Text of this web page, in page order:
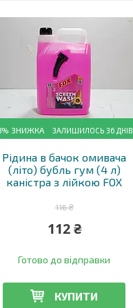
ЗАЛИШИЛОСЬ 36 ДНІВ
Рідина в бачок омивача
(літо) бубль гум (4 л)
каністра з лійкою FOX
116 ₴
112 ₴
Готово до відправки
КУПИТИ